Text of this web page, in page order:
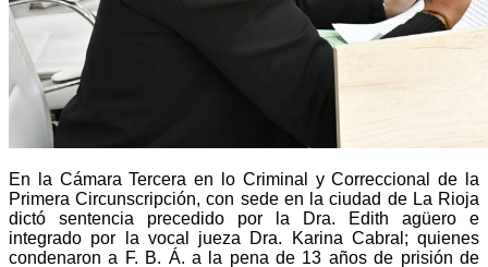
En la Cámara Tercera en lo Criminal y Correccional de la
Primera Circunscripción, con sede en la ciudad de La Rioja
dictó sentencia precedido por la Dra. Edith agüero e
integrado por la vocal jueza Dra. Karina Cabral; quienes
condenaron a F. B. Á. a la pena de 13 años de prisión de